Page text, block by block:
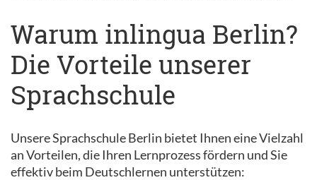
Warum inlingua Berlin?
Die Vorteile unserer
Sprachschule
Unsere Sprachschule Berlin bietet Ihnen eine Vielzahl
an Vorteilen, die Ihren Lernprozess fördern und Sie
effektiv beim Deutschlernen unterstützen: